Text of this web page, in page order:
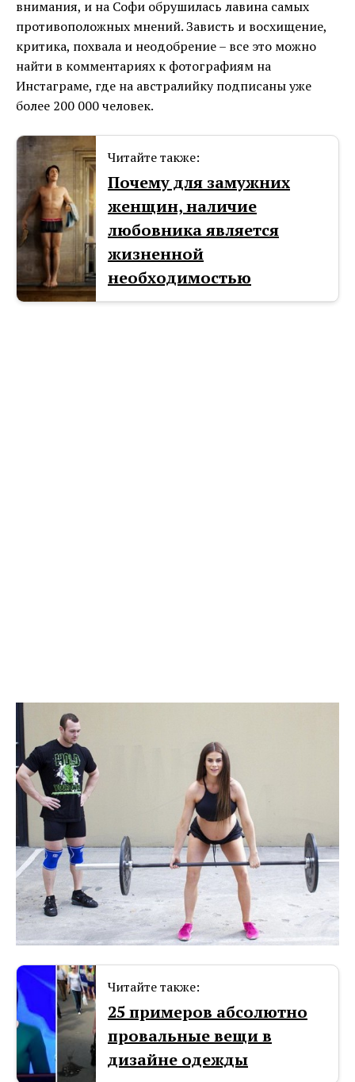
внимания, и на Софи обрушилась лавина самых
противоположных мнений. Зависть и восхищение,
критика, похвала и неодобрение – все это можно
найти в комментариях к фотографиям на
Инстаграме, где на австралийку подписаны уже
более 200 000 человек.
Читайте также:
Почему для замужних
женщин, наличие
любовника является
жизненной
необходимостью
Читайте также:
25 примеров абсолютно
провальные вещи в
дизайне одежды